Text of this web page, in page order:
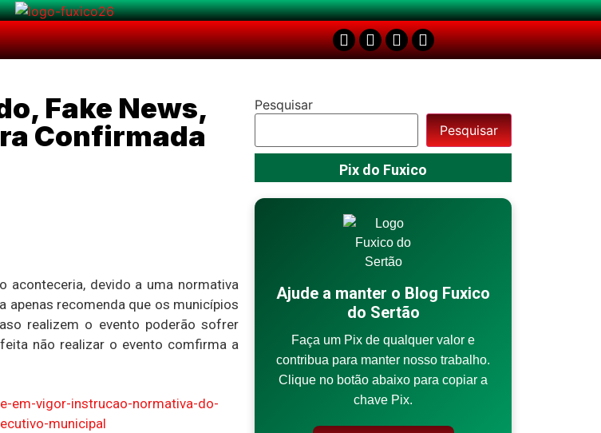
Fake News,
Confirmada
aconteceria, devido a uma normativa
apenas recomenda que os municípios
realizem o evento poderão sofrer
não realizar o evento comfirma a
em-vigor-instrucao-normativa-do-
municipal
Pesquisar
Pesquisar
Pix do Fuxico
Ajude a manter o Blog Fuxico
do Sertão
Faça um Pix de qualquer valor e
contribua para manter nosso trabalho.
Clique no botão abaixo para copiar a
chave Pix.